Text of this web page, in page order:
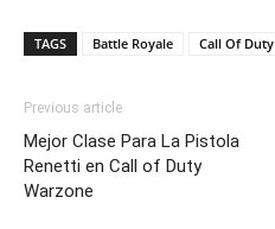
TAGS Battle Royale Call Of Duty
Previous article
Mejor Clase Para La Pistola
Renetti en Call of Duty
Warzone